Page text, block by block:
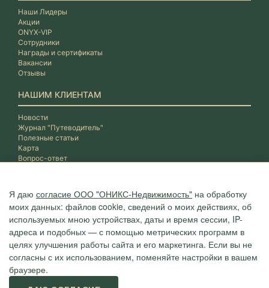
Я даю согласие ООО "ОНИКС-Недвижимость" на обработку
моих данных: файлов cookie, сведений о моих действиях, об
используемых мною устройствах, даты и время сессии, IP-
адреса и подобных — с помощью метрических программ в
целях улучшения работы сайта и его маркетинга. Если вы не
согласны с их использованием, поменяйте настройки в вашем
браузере.
Наши Лидеры
Акции
ONYX-VIP
Сотрудники
Награды и сертификаты
Вакансии
Отзывы
НАШИМ КЛИЕНТАМ
Новости
Журнал "Путеводитель"
Полезные статьи
Карта
Вопрос-ответ